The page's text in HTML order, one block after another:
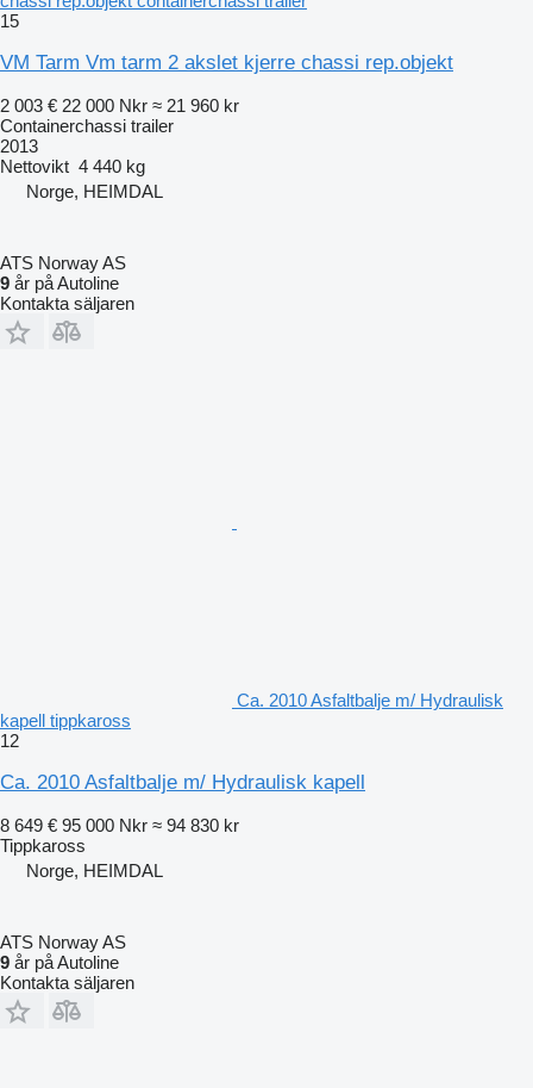
15
VM Tarm Vm tarm 2 akslet kjerre chassi rep.objekt
2 003 € 22 000 Nkr ≈ 21 960 kr
Containerchassi trailer
2013
Nettovikt 4 440 kg
Norge, HEIMDAL
ATS Norway AS
9 år på Autoline
Kontakta säljaren
Ca. 2010 Asfaltbalje m/ Hydraulisk
kapell tippkaross
12
Ca. 2010 Asfaltbalje m/ Hydraulisk kapell
8 649 € 95 000 Nkr ≈ 94 830 kr
Tippkaross
Norge, HEIMDAL
ATS Norway AS
9 år på Autoline
Kontakta säljaren